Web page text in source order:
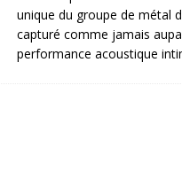
unique du groupe de métal
capturé comme jamais
performance acoustique